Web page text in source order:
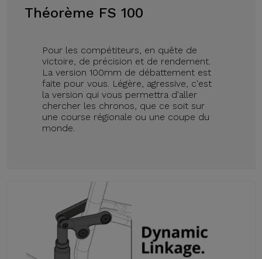
Théorème FS 100
Pour les compétiteurs, en quête de
victoire, de précision et de rendement.
La version 100mm de débattement est
faite pour vous. Légère, agressive, c'est
la version qui vous permettra d'aller
chercher les chronos, que ce soit sur
une course régionale ou une coupe du
monde.